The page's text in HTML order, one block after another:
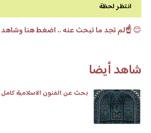
انتظر لحظة
😊☝️لم تجد ما تبحث عنه .. اضغط هنا وشاهد
شاهد أيضا
بحث عن الفنون الاسلامية كامل